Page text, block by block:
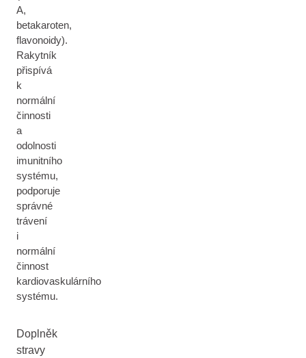
A,
betakaroten,
flavonoidy).
Rakytník
přispívá
k
normální
činnosti
a
odolnosti
imunitního
systému,
podporuje
správné
trávení
i
normální
činnost
kardiovaskulárního
systému.
Doplněk
stravy